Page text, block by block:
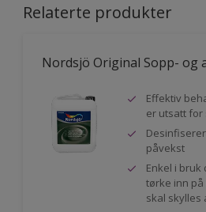
Relaterte produkter
Nordsjö Original Sopp- og
Effektiv
er utsatt for
påvekst
Enkel i
tørke inn
skal skylles